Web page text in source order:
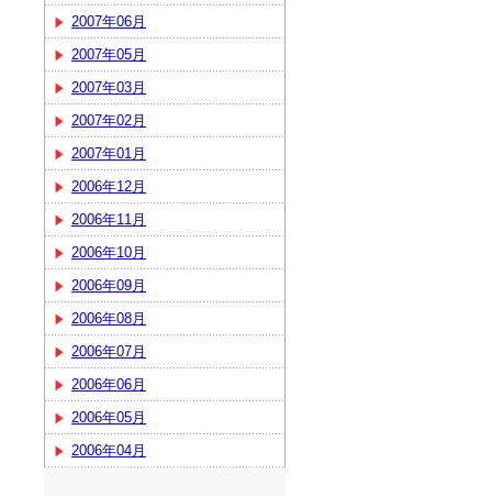
2007年06月
2007年05月
2007年03月
2007年02月
2007年01月
2006年12月
2006年11月
2006年10月
2006年09月
2006年08月
2006年07月
2006年06月
2006年05月
2006年04月